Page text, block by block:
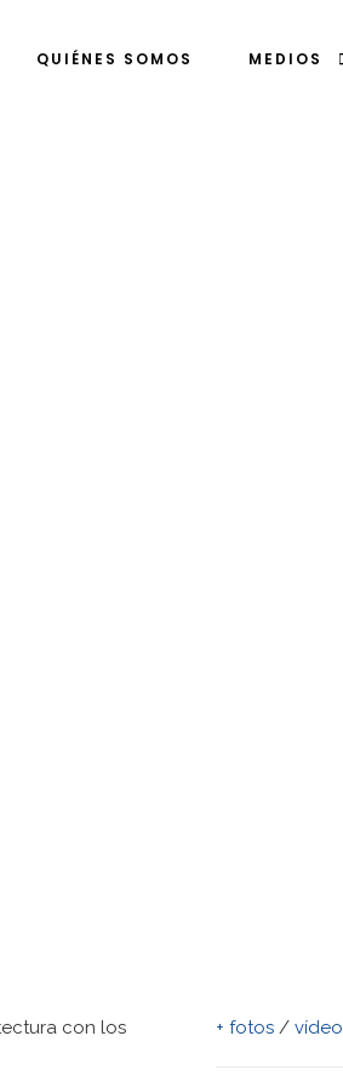
QUIÉNES SOMOS MEDIOS
con los
+ fotos/ vídeo